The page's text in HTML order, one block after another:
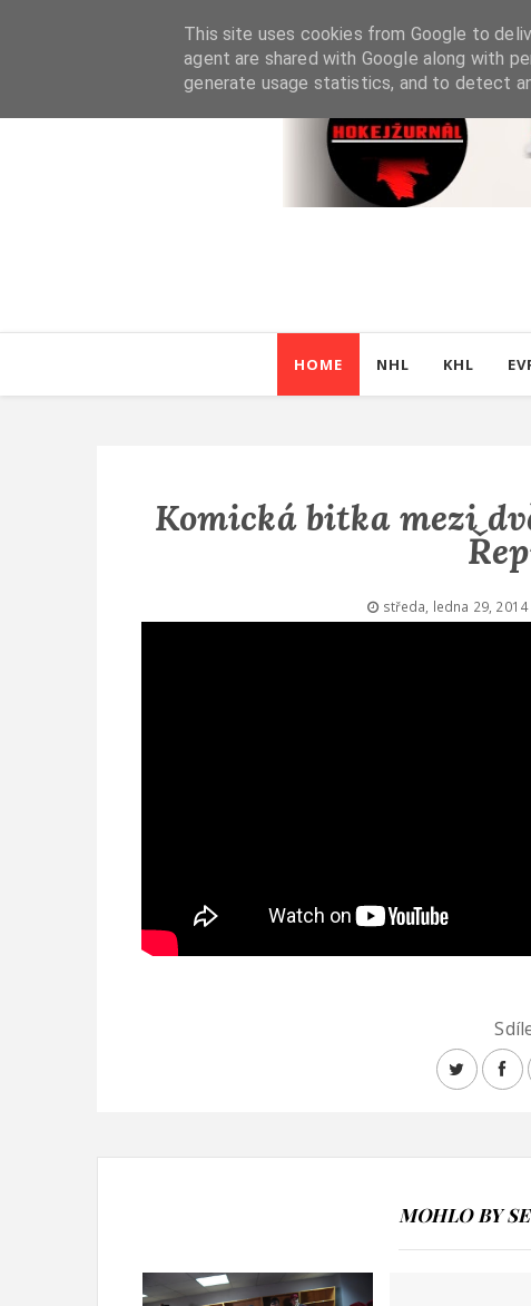
HOME NHL KHL
Komická bitka mezi
středa, ledna 29, 2014
MOHLO BY
This site uses cookies from Google to
agent are shared with Google along with
generate usage statistics, and to detect